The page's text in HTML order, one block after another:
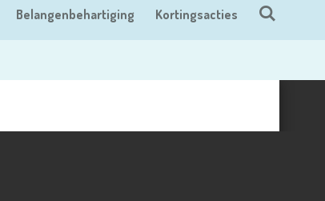
Belangenbehartiging Kortingsacties